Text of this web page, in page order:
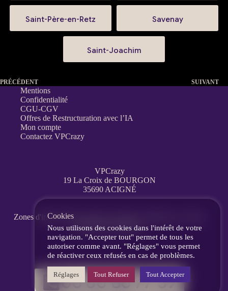
Saint-Père-en-Retz Savenay
Saint-Joachim
PRÉCÉDENT SUIVANT
Mentions
Confidentialité
CGU-CGV
Offres de Restructuration avec l’IA
Mon compte
Contactez VPCrazy
VPCrazy
19 La Croix de BOURGON
35690 ACIGNÉ
Zones d'interventions partout en France
messagerie, téléphone.
06 60 86 77 39
Cookies
Nous utilisons des cookies dans l'intérêt de votre
navigation. "Accepter tout" permet de tous les
autoriser comme avant. "Réglages" vous permet
de réactiver ceux refusés en cas de problèmes.
Réglages Tout Refuser Tout Accepter